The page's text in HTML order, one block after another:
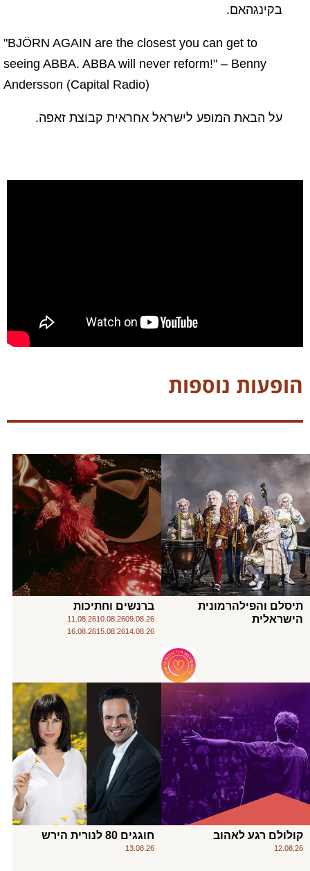
בקינגהאם.
"BJÖRN AGAIN are the closest you can get to
seeing ABBA. ABBA will never reform!" – Benny
Andersson (Capital Radio)
על הבאת המופע לישראל אחראית קבוצת זאפה.
הופעות נוספות
תיסלם והפילהרמונית
הישראלית
ברנשים וחתיכות
09.08.26
10.08.26
11.08.26
14.08.26
15.08.26
16.08.26
קולולם רגע לאהוב
12.08.26
חוגגים 80 לנורית הירש
13.08.26